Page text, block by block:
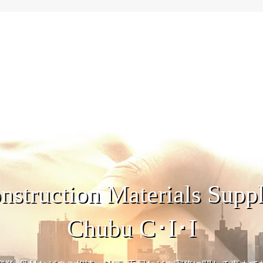
Materials
Chubu C･I･I